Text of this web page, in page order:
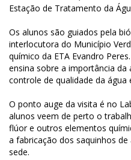
Estação de Tratamento da
Os alunos são guiados pela
interlocutora do Município
químico da ETA Evandro
ensina sobre a importância
controle de qualidade da
O ponto auge da visita é no
alunos veem de perto o
flúor e outros elementos
a fabricação dos saquinhos
sede.